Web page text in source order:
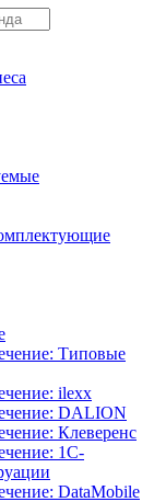
Типовые
ilexx
DALION
Клеверенс
1С-
DataMobile